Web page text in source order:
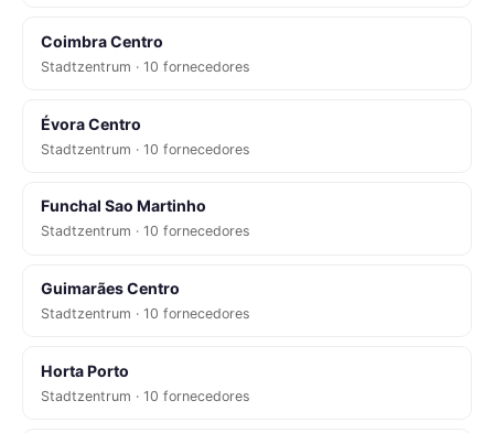
Coimbra Centro
Stadtzentrum · 10 fornecedores
Évora Centro
Stadtzentrum · 10 fornecedores
Funchal Sao Martinho
Stadtzentrum · 10 fornecedores
Guimarães Centro
Stadtzentrum · 10 fornecedores
Horta Porto
Stadtzentrum · 10 fornecedores